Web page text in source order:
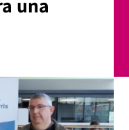
una